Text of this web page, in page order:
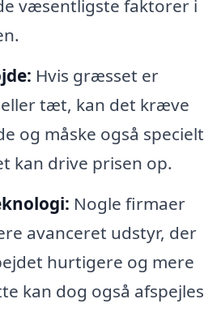
væsentligste faktorer i
Hvis græsset er
tæt, kan det kræve
og måske også specielt
kan drive prisen op.
Nogle firmaer
avanceret udstyr, der
hurtigere og mere
kan dog også afspejles